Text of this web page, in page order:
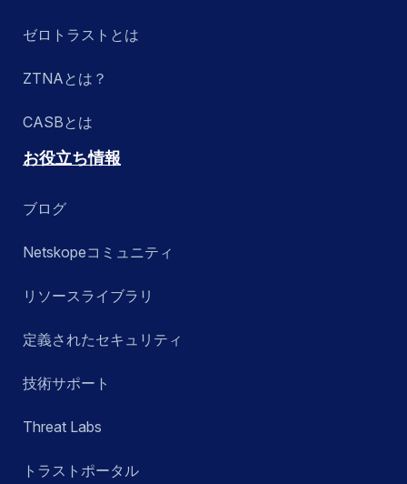
Zero Trust Engine
ゼロトラストとは
ZTNAとは？
CASBとは
お役立ち情報
ブログ
Netskopeコミュニティ
リソースライブラリ
定義されたセキュリティ
技術サポート
Threat Labs
トラストポータル